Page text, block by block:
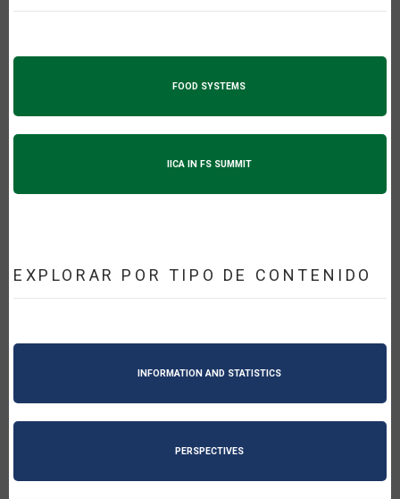
FOOD SYSTEMS
IICA IN FS SUMMIT
EXPLORAR POR TIPO DE CONTENIDO
INFORMATION AND STATISTICS
PERSPECTIVES